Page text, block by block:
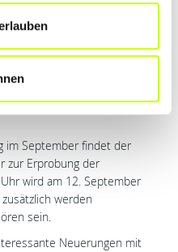
Überprüfe deine
die Fristen, um
im September findet der
zur Erprobung der
wird am 12. September
werden
sein.
Neuerungen mit